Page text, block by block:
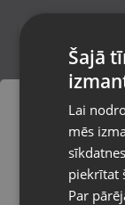
Skrituļdēlis
Šajā
Lai
mēs
piekrītat
Par